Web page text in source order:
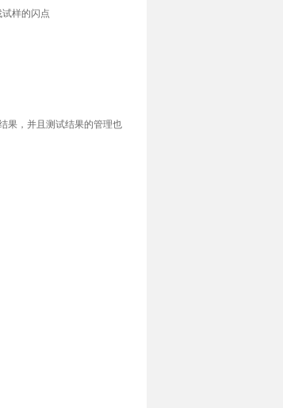
样的闪点
果，并且测试结果的管理也